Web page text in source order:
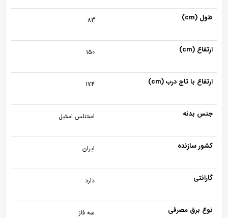
طول (cm) 83
ارتفاع (cm) 150
ارتفاع با تاج درب (cm) 174
جنس بدنه استنلس استیل
کشور سازنده ایران
گارانتی دارد
نوع برق مصرفی سه فاز